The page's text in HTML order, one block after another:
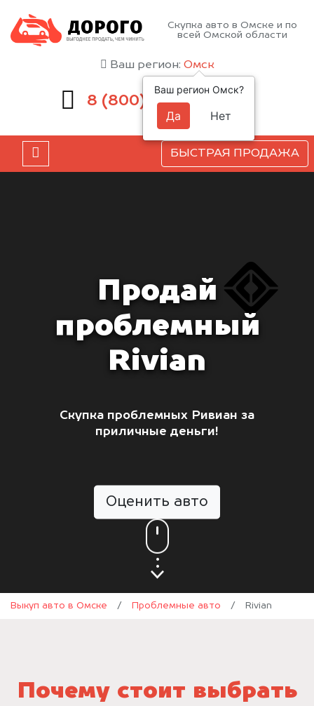
Скупка авто в Омске и по
всей Омской области
Ваш регион: Омск
8 (800) 551-81-15
БЫСТРАЯ ПРОДАЖА
Продай
проблемный
Rivian
Скупка проблемных Ривиан за
приличные деньги!
Оценить авто
Выкуп авто в Омске / Проблемные авто / Rivian
Почему стоит выбрать
Ваш регион Омск?
Да Нет